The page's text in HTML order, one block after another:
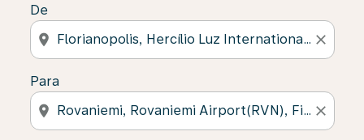
De
location_on close
Para
location_on close